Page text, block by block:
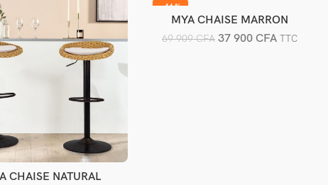
Ajouter au panier
CHAISE NATURAL
-46%
Ajouter au panier
MYA CHAISE MARRON
69 909CFA 37 900CFA TTC